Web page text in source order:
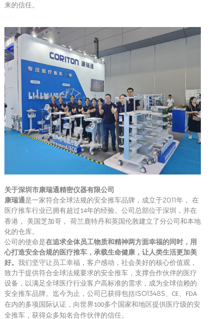
来的信任。
关于深圳市康瑞通精密仪器有限公司
康瑞通是一家符合全球法规的安全推车品牌，成立于2011年， 在
医疗推车行业已拥有超过14年的经验。公司总部位于深圳，并在
香港， 美国芝加哥， 荷兰鹿特丹和英国伦敦建立了分公司和本地
化的仓库。
公司的使命是在追求全体员工物质和精神两方面幸福的同时， 用
心打造安全合规的医疗推车，承载生命健康，让人类生活更加美
好。 我们坚守让员工幸福，客户感动，社会美好的核心价值观，
致力于提供符合全球法规要求的安全推车，支撑合作伙伴的医疗
设备，以满足全球医疗行业客户高标准的需求，成为全球信赖的
安全推车品牌。 迄今为止，公司已获得包括ISO13485 CE、
FDA
在内的多项国际认证，向世界100多个国家和地区提供医疗级的安
全推车， 获得众多知名合作伙伴的信任。